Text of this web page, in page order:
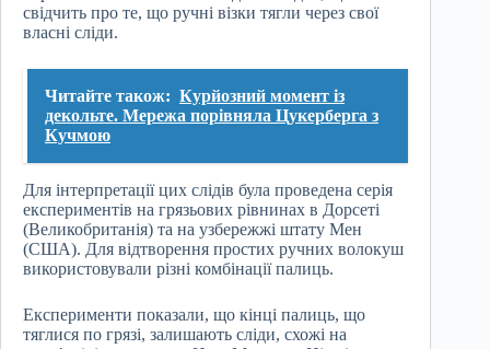
свідчить про те, що ручні візки тягли через свої
власні сліди.
Читайте також: Курйозний момент із
декольте. Мережа порівняла Цукерберга з
Кучмою
Для інтерпретації цих слідів була проведена серія
експериментів на грязьових рівнинах в Дорсеті
(Великобританія) та на узбережжі штату Мен
(США). Для відтворення простих ручних волокуш
використовували різні комбінації палиць.
Експерименти показали, що кінці палиць, що
тяглися по грязі, залишають сліди, схожі на